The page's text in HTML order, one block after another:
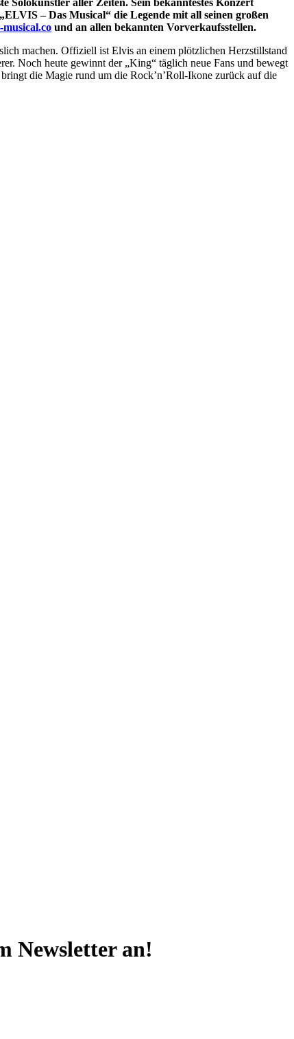
Solokünstler aller Zeiten. Sein bekanntestes Konzert
– Das Musical“ die Legende mit all seinen großen
und an allen bekannten Vorverkaufsstellen.
machen. Offiziell ist Elvis an einem plötzlichen Herzstillstand
Noch heute gewinnt der „King“ täglich neue Fans und bewegt
die Magie rund um die Rock’n’Roll-Ikone zurück auf die
Newsletter an!